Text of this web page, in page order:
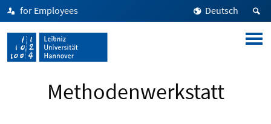
for Employees Deutsch
Methodenwerkstatt